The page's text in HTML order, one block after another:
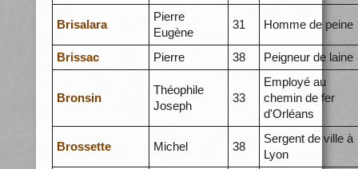
Brisalara
Pierre
Eugène
31 Homme de peine
Brissac Pierre 38 Peigneur de laine
Bronsin
Théophile
Joseph
33
Employé au
chemin de fer
d'Orléans
Brossette Michel 38
Sergent de ville à
Lyon